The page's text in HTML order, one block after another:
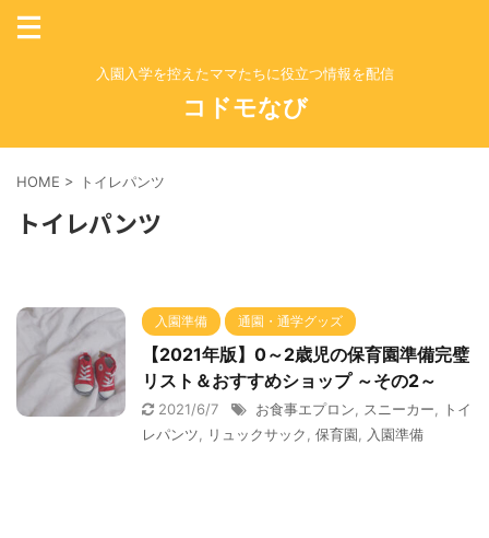
入園入学を控えたママたちに役立つ情報を配信
コドモなび
HOME > トイレパンツ
トイレパンツ
入園準備 通園・通学グッズ
【2021年版】0～2歳児の保育園準備完璧
リスト＆おすすめショップ ～その2～
2021/6/7 お食事エプロン スニーカー
トイ
レパンツ
リュックサック 保育園 入園準備